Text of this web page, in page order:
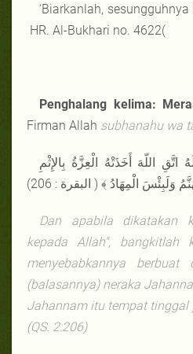
‘Biarkanlah,
HR. Al-Bukhari no. 4622(
Penghalang kelima:
Firman Allah subhanahu wa
اللّهَ أَخَذَتْهُ الْعِزَّةُ بِالإِثْمِ
الْمِهَادُ ﴾ ( البقرة : 206)
Dan apabila dikatakan
kepada Allah", bangkitlah
menyebabkannya
(balasannya) neraka
Jahannam itu tempat tinggal
(QS. 2:206)